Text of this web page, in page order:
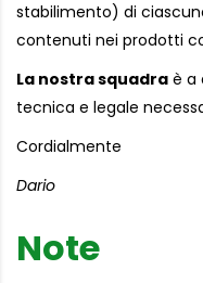
stabilimento) di
contenuti nei prodotti
La nostra squadra è a
tecnica e legale
Cordialmente
Dario
Note